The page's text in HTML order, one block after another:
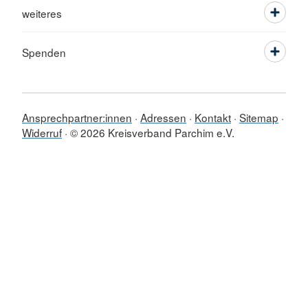
weiteres
Spenden
Ansprechpartner:innen Adressen Kontakt Sitemap
Widerruf © 2026 Kreisverband Parchim e.V.